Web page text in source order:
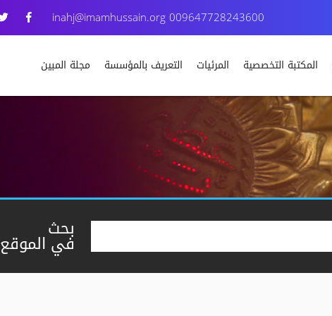
009647728243600
inahj@imamhussain.org
المكتبة التخصصية المرئيات التعريف بالمؤسسة مجلة المبين
بحث
في الموقع